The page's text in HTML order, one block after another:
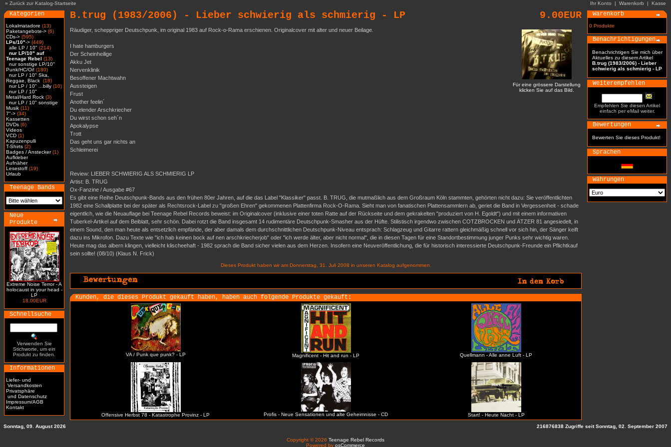
» Zurück zur Katalog-Startseite Ihr Konto | Warenkorb | Kasse
Kategorien
Lokalmatadore (13)
Paketangebote-> (6)
CDs-> (595)
LPs/10"-> (449)
alle LP / 10" (214)
nur LP/10" auf
Teenage Rebel (13)
nur sonstige LP/10"
Punk/HC/Oi! (180)
nur LP / 10" Ska,
Reggae, Black (18)
nur LP / 10" ...billy (10)
nur LP / 10"
Metal/Hard Rock (3)
nur LP / 10" sonstige
Musik (11)
7"-> (34)
Kassetten
DVDs (6)
Videos
VCD (1)
Kapuzenpulli
T-Shirts (2)
Badges / Anstecker(1)
Aufkleber
Aufnäher
Lesestoff (19)
Urlaub
Teenage Bands
Neue
Produkte
Extreme Noise Terror - A
holocaust in your head -
LP
18.00EUR
Schnellsuche
Verwenden Sie
Stichworte, um ein
Produkt zu finden.
Informationen
Liefer- und
Versandkosten
Privatsphäre
und Datenschutz
Impressum/AGB
Kontakt
B.trug (1983/2006) - Lieber schwierig als schmierig - LP 9.00EUR
Für eine grössere Darstellung
klicken Sie auf das Bild.
Räudiger, scheppriger Deutschpunk, im original 1983 auf Rock-o-Rama erschienen. Originalcover mit alter und neuer Beilage.
I hate hamburgers
Der Scheinheilige
Akku Jet
Nervenklinik
Besoffener Machtwahn
Aussteigen
Frust
Another feelin´
Du elender Arschkriecher
Du wirst schon seh´n
Apokalypse
Trott
Das geht uns gar nichts an
Schleimerei
Review: LIEBER SCHWIERIG ALS SCHMIERIG LP
Artist: B. TRUG
Ox-Fanzine / Ausgabe #67
Es gibt eine Reihe Deutschpunk-Bands aus den frühen 80er Jahren, auf die das Label "Klassiker" passt. B. TRUG, die mutmaßlich aus dem Großraum Köln stammten, gehörten nicht dazu: Sie veröffentlichten
1982 eine Schallplatte bei der später als Rechtsrock-Label zu "großen Ehren" gekommenen Plattenfirma Rock-O-Rama. Sieht man von fanatischen Plattensammlern ab, geriet die Band in Vergessenheit - schade
eigentlich, wie die Neuauflage bei Teenage Rebel Records beweist: im Originalcover (inklusive einer toten Ratte auf der Rückseite und dem gekrakelten "produziert von H. Egoldt") und mit einem informativen
Tuberkel-Artikel auf dem Beiblatt, sehr schön. Dabei rotzt die Band insgesamt 14 rudimentäre Deutschpunk-Smasher aus der Hüfte. Stilistisch irgendwo zwischen COTZBROCKEN und ÄTZER 81 angesiedelt, in
einem Sound, den man heute als entsetzlich empfände, der aber damals dem durchschnittlichen Deutschpunk-Niveau entsprach: Schlagzeug und Gitarre rattern gleichmäßig schnell vor sich hin, der Sänger keift
dazu ins Mikrofon. Dazu Texte wie "ich hab keinen bock auf nen arschkriecherjob" oder "ich werde älter, aber nicht normal", die in diesen Tagen für eine Standortbestimmung junger Punks sehr wichtig waren.
Heute mag das albern klingen, vielleicht klischeehaft - 1982 sprach die Band sicher vielen aus dem Herzen. Insofern eine Neuveröffentlichung, die für historisch interessierte Deutschpunk-Freunde ein Pflichtkauf
sein sollte! (08/10) (Klaus N. Frick)
Dieses Produkt haben wir am Donnerstag, 31. Juli 2008 in unseren Katalog aufgenommen.
Kunden, die dieses Produkt gekauft haben, haben auch folgende Produkte gekauft:
VA / Punk que punk? - LP Magnificent - Hit and run - LP Quellmann - Alle anne Luft - LP
Offensive Herbst 78 - Katastrophe Provinz - LP Profis - Neue Sensationen und alte Geheimnisse - CD Start! - Heute Nacht - LP
Warenkorb
0 Produkte
Benachrichtigungen
Benachrichtigen Sie mich über
Aktuelles zu diesem Artikel
B.trug (1983/2006) - Lieber
schwierig als schmierig - LP
Weiterempfehlen
Empfehlen Sie diesen Artikel
einfach per eMail weiter.
Bewertungen
Bewerten Sie dieses Produkt!
Sprachen
Währungen
Sonntag, 09. August 2026 216876838 Zugriffe seit Sonntag, 02. September 2007
Copyright © 2026 Teenage Rebel Records
Powered by osCommerce